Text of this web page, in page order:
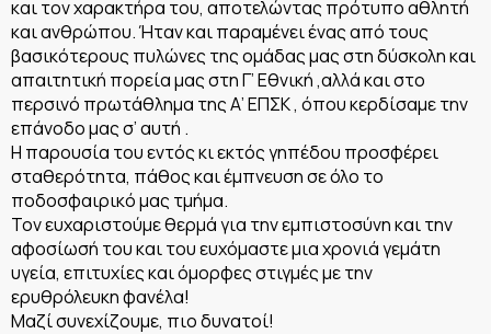
και τον χαρακτήρα του, αποτελώντας πρότυπο αθλητή
και ανθρώπου. Ήταν και παραμένει ένας από τους
βασικότερους πυλώνες της ομάδας μας στη δύσκολη και
απαιτητική πορεία μας στη Γ’ Εθνική ,αλλά και στο
περσινό πρωτάθλημα της Α’ ΕΠΣΚ , όπου κερδίσαμε την
επάνοδο μας σ’ αυτή .
Η παρουσία του εντός κι εκτός γηπέδου προσφέρει
σταθερότητα, πάθος και έμπνευση σε όλο το
ποδοσφαιρικό μας τμήμα.
Τον ευχαριστούμε θερμά για την εμπιστοσύνη και την
αφοσίωσή του και του ευχόμαστε μια χρονιά γεμάτη
υγεία, επιτυχίες και όμορφες στιγμές με την
ερυθρόλευκη φανέλα!
Μαζί συνεχίζουμε, πιο δυνατοί!